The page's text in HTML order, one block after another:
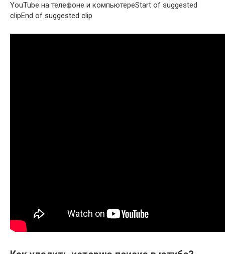
YouTube на телефоне и компьютереStart of suggested
clipEnd of suggested clip